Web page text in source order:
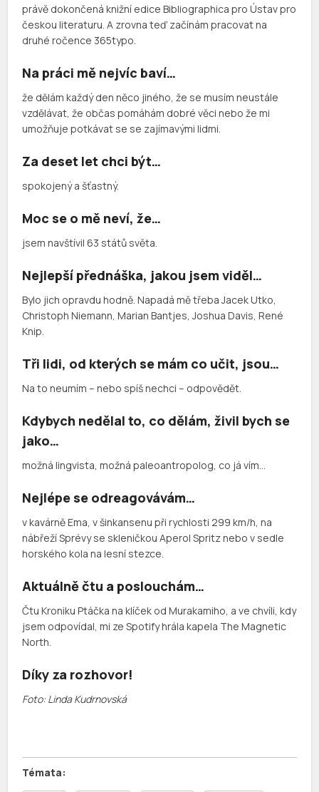
právě dokončená knižní edice Bibliographica pro Ústav pro
českou literaturu. A zrovna teď začínám pracovat na
druhé ročence 365typo.
Na práci mě nejvíc baví…
že dělám každý den něco jiného, že se musím neustále
vzdělávat, že občas pomáhám dobré věci nebo že mi
umožňuje potkávat se se zajímavými lidmi.
Za deset let chci být…
spokojený a šťastný.
Moc se o mě neví, že…
jsem navštívil 63 států světa.
Nejlepší přednáška, jakou jsem viděl…
Bylo jich opravdu hodně. Napadá mě třeba Jacek Utko,
Christoph Niemann, Marian Bantjes, Joshua Davis, René
Knip.
Tři lidi, od kterých se mám co učit, jsou…
Na to neumím – nebo spíš nechci – odpovědět.
Kdybych nedělal to, co dělám, živil bych se
jako…
možná lingvista, možná paleoantropolog, co já vím…
Nejlépe se odreagovávám…
v kavárně Ema, v šinkansenu při rychlosti 299 km/h, na
nábřeží Sprévy se skleničkou Aperol Spritz nebo v sedle
horského kola na lesní stezce.
Aktuálně čtu a poslouchám…
Čtu Kroniku Ptáčka na klíček od Murakamiho, a ve chvíli, kdy
jsem odpovídal, mi ze Spotify hrála kapela The Magnetic
North.
Díky za rozhovor!
Foto: Linda Kudrnovská